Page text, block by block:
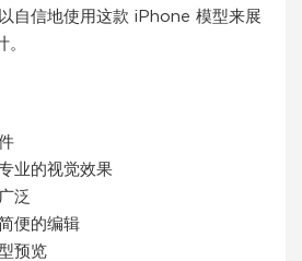
自信地使用这款 iPhone 模型来展
业的视觉效果
泛
便的编辑
预览